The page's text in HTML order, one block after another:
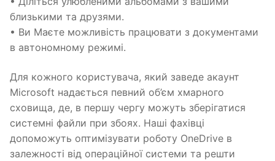
близькими та друзями.
• Ви Маєте можливість працювати з документами
в автономному режимі.
Для кожного користувача, який заведе акаунт
Microsoft надається певний об’єм хмарного
сховища, де, в першу чергу можуть зберігатися
системні файли при збоях. Наші фахівці
допоможуть оптимізувати роботу OneDrive в
залежності від операційної системи та решти